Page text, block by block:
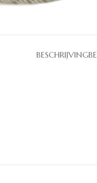
BESCHRIJVING